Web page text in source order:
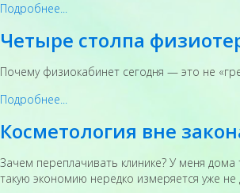
Подробнее...
Четыре столпа
Почему физиокабинет сегодня — это не
Подробнее...
Косметология вне
Зачем переплачивать клинике? У меня
такую экономию нередко измеряется уже